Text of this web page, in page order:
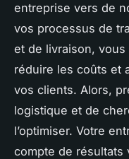
entreprise vers de
vos processus de
et de livraison, vous
réduire les coûts et
vos clients. Alors,
logistique et de
l’optimiser. Votre
compte de résultats